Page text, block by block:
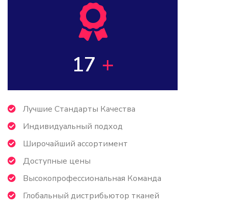
17 +
Лучшие Стандарты Качества
Индивидуальный подход
Широчайший ассортимент
Доступные цены
Высокопрофессиональная Команда
Глобальный дистрибьютор тканей